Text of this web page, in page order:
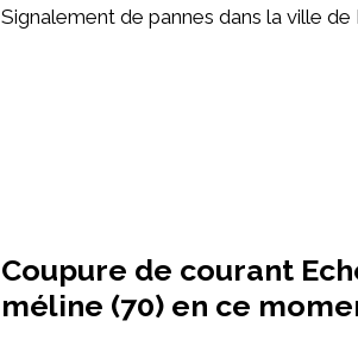
Signalement de pannes dans la ville de
Coupure de courant
méline (70) en ce